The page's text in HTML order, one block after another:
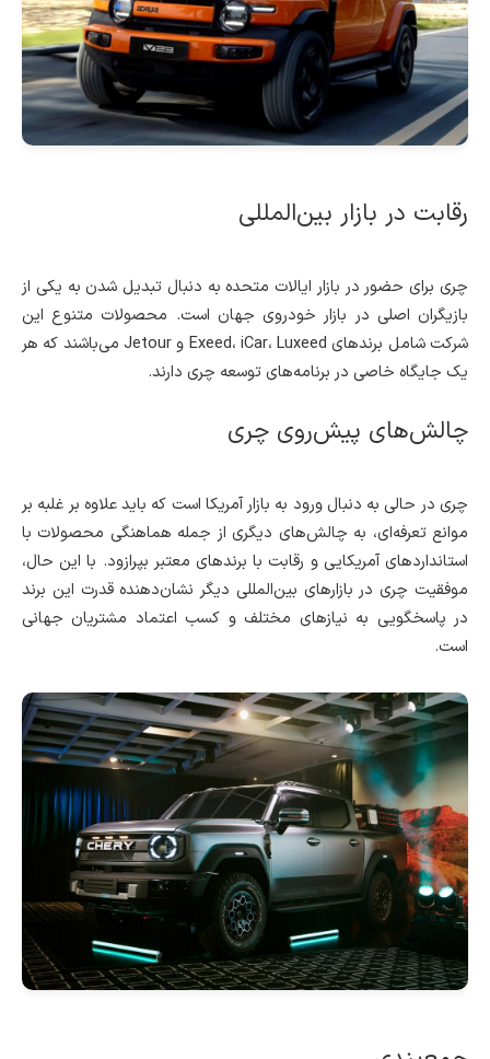
رقابت در بازار بین‌المللی
چری برای حضور در بازار ایالات متحده به دنبال تبدیل شدن به یکی از
بازیگران اصلی در بازار خودروی جهان است. محصولات متنوع این
شرکت شامل برندهای Exeed، iCar، Luxeed و Jetour می‌باشند که هر
یک جایگاه خاصی در برنامه‌های توسعه چری دارند.
چالش‌های پیش‌روی چری
چری در حالی به دنبال ورود به بازار آمریکا است که باید علاوه بر غلبه بر
موانع تعرفه‌ای، به چالش‌های دیگری از جمله هماهنگی محصولات با
استانداردهای آمریکایی و رقابت با برندهای معتبر بپرازود. با این حال،
موفقیت چری در بازارهای بین‌المللی دیگر نشان‌دهنده قدرت این برند
در پاسخگویی به نیازهای مختلف و کسب اعتماد مشتریان جهانی
است.